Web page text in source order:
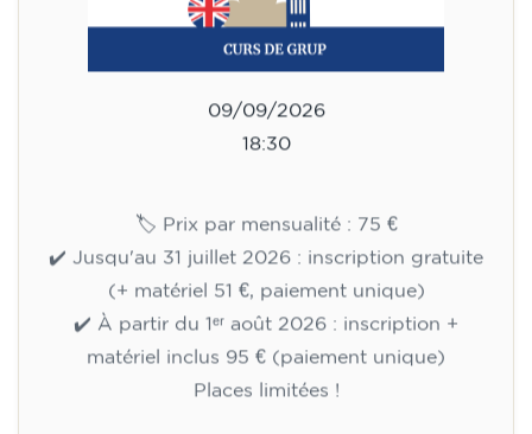
09/09/2026
18:30
🏷️ Prix par mensualité : 75 €
✔️ Jusqu'au 31 juillet 2026 : inscription gratuite
(+ matériel 51 €, paiement unique)
✔️ À partir du 1ᵉʳ août 2026 : inscription +
matériel inclus 95 € (paiement unique)
Places limitées !